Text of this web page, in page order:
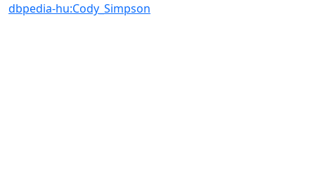
dbpedia-hu:Cody_Simpson